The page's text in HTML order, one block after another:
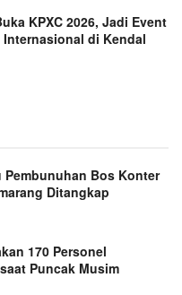
KPXC 2026, Jadi Event
Internasional di Kendal
Pembunuhan Bos Konter
Ditangkap
170 Personel
Puncak Musim